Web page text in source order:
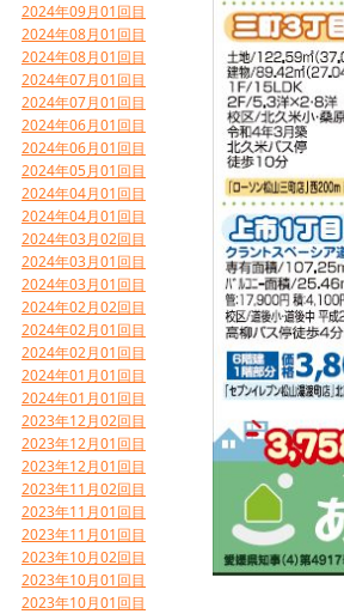
2024年09月01回目
2024年08月01回目
2024年08月01回目
2024年07月01回目
2024年07月01回目
2024年06月01回目
2024年06月01回目
2024年05月01回目
2024年04月01回目
2024年04月01回目
2024年03月02回目
2024年03月01回目
2024年03月01回目
2024年02月02回目
2024年02月01回目
2024年02月01回目
2024年01月01回目
2024年01月01回目
2023年12月02回目
2023年12月01回目
2023年12月01回目
2023年11月02回目
2023年11月01回目
2023年11月01回目
2023年10月02回目
2023年10月01回目
2023年10月01回目